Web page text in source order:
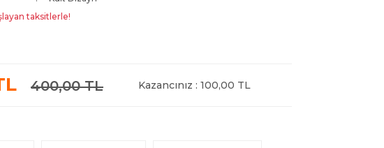
taksitlerle!
400,00 TL Kazancınız : 100,00 TL